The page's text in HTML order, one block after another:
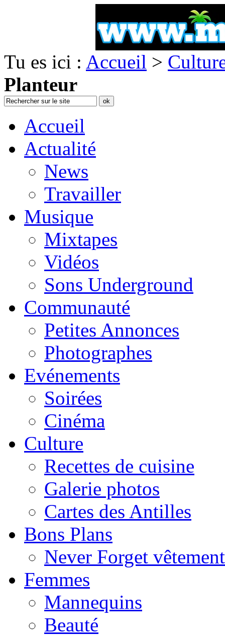
Tu es ici : Accueil >
Planteur
Accueil
Actualité
News
Travailler
Musique
Mixtapes
Vidéos
Sons Underground
Communauté
Petites Annonces
Photographes
Evénements
Soirées
Cinéma
Culture
Recettes de cuisine
Galerie photos
Cartes des Antilles
Bons Plans
Never Forget
Femmes
Mannequins
Beauté